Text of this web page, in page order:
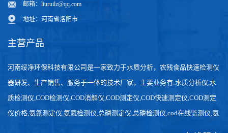
邮箱： liuruilz@qq.com
地址：河南省洛阳市
主营产品
河南绥净环保科技有限公司是一家致力于水质分析，农残食品快速检测仪
器研发、生产销售、服务于一体的技术厂家，主要业务有:水质分析仪,水
质检测仪,COD检测仪,COD消解仪,COD测定仪,COD快速测定仪,COD测定
仪价格,氨氮测定仪,氨氮检测仪,总磷测定仪,总磷检测仪,cod在线监测仪,氨